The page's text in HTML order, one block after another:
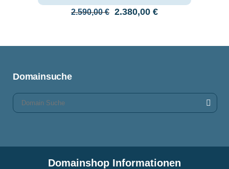
2.590,00€ Ursprünglicher
2.380,00 €Aktueller
Domainsuche
Domainshop Informationen